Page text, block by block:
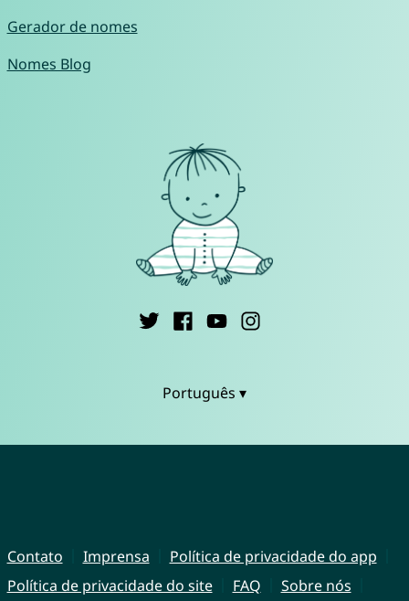
Gerador de nomes
Nomes Blog
Português ▾
Contato Imprensa
Política de privacidade do app
Política de privacidade do site
FAQ
Sobre nós